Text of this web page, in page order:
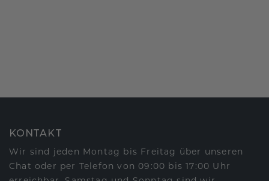
KONTAKT
Wir sind jeden Montag bis Freitag über unseren
Chat oder per Telefon von 09:00 bis 17:00 Uhr